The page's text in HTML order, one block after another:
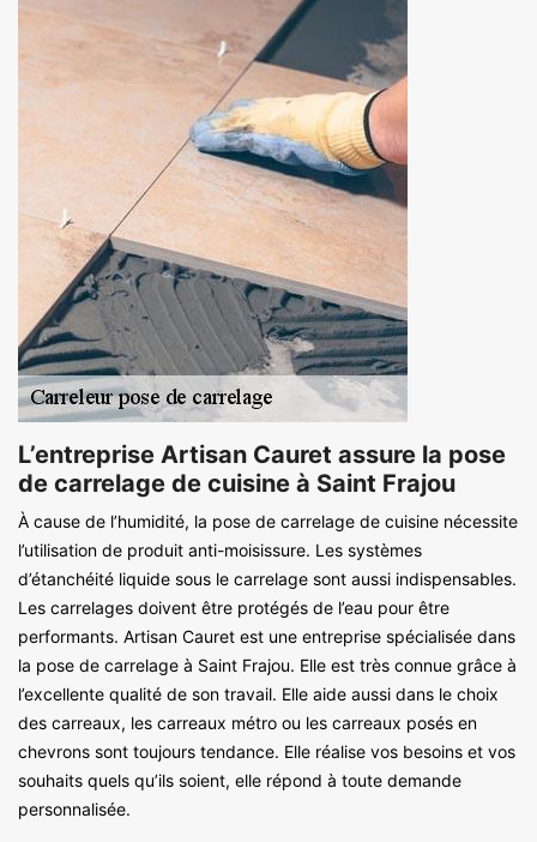
L’entreprise Artisan Cauret assure la pose
de carrelage de cuisine à Saint Frajou
À cause de l’humidité, la pose de carrelage de cuisine nécessite
l’utilisation de produit anti-moisissure. Les systèmes
d’étanchéité liquide sous le carrelage sont aussi indispensables.
Les carrelages doivent être protégés de l’eau pour être
performants. Artisan Cauret est une entreprise spécialisée dans
la pose de carrelage à Saint Frajou. Elle est très connue grâce à
l’excellente qualité de son travail. Elle aide aussi dans le choix
des carreaux, les carreaux métro ou les carreaux posés en
chevrons sont toujours tendance. Elle réalise vos besoins et vos
souhaits quels qu’ils soient, elle répond à toute demande
personnalisée.